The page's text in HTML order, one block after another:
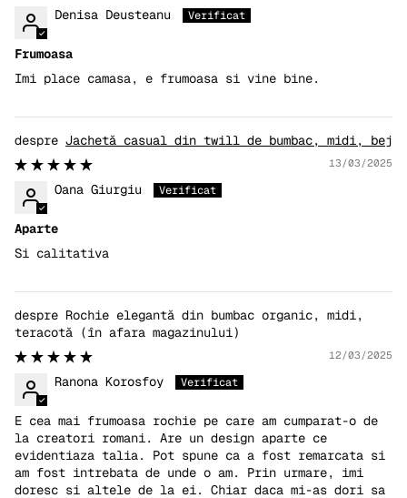
Denisa Deusteanu
Frumoasa
Imi place camasa, e frumoasa si vine bine.
Jachetă casual din twill de bumbac, midi, bej
13/03/2025
Oana Giurgiu
Aparte
Si calitativa
Rochie elegantă din bumbac organic, midi,
teracotă
12/03/2025
Ranona Korosfoy
E cea mai frumoasa rochie pe care am cumparat-o de
la creatori romani. Are un design aparte ce
evidentiaza talia. Pot spune ca a fost remarcata si
am fost intrebata de unde o am. Prin urmare, imi
doresc si altele de la ei. Chiar daca mi-as dori sa